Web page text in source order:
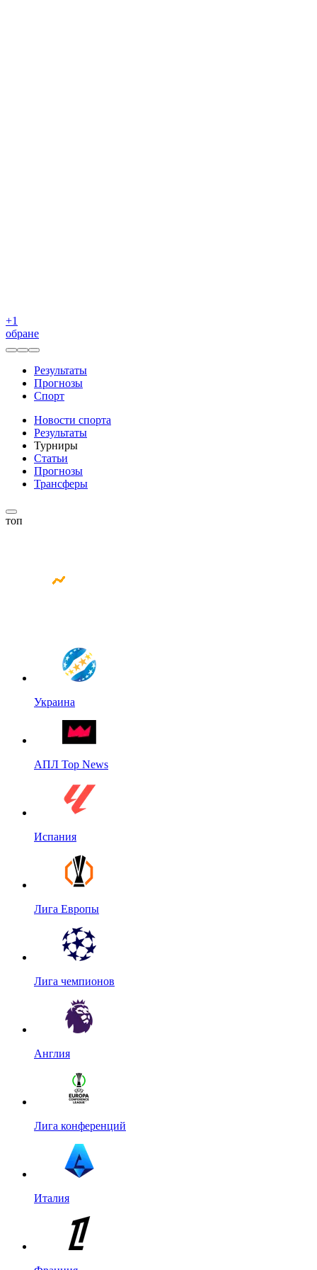
+1
обране
Результаты
Прогнозы
Спорт
Новости спорта
Результаты
Турниры
Статьи
Прогнозы
Трансферы
топ
Украина
АПЛ Top News
Испания
Лига Европы
Лига чемпионов
Англия
Лига конференций
Италия